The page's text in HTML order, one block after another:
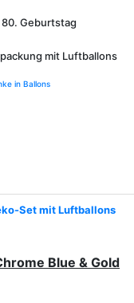
Geburtstag
mit Luftballons
in Ballons
Set mit Luftballons
Blue & Gold